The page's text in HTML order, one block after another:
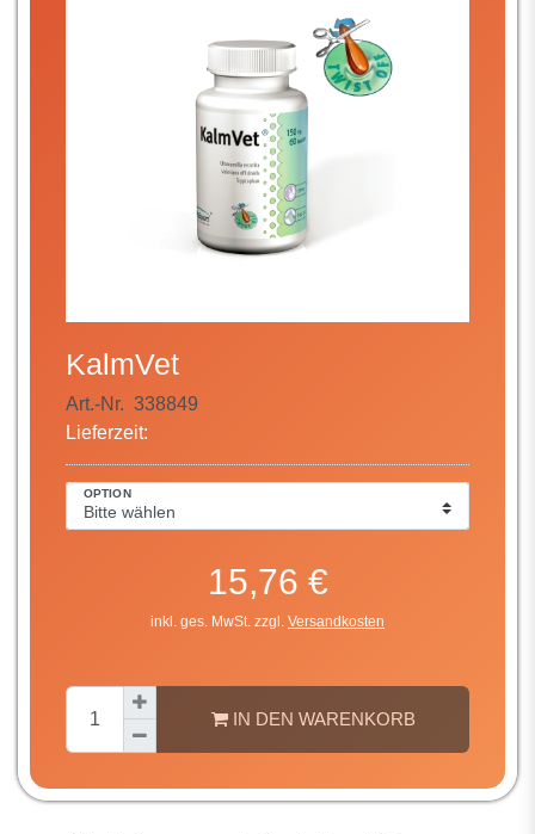
KalmVet
Art.-Nr. 338849
Lieferzeit:
OPTION
15,76 €
inkl. ges. MwSt. zzgl. Versandkosten
IN DEN WARENKORB